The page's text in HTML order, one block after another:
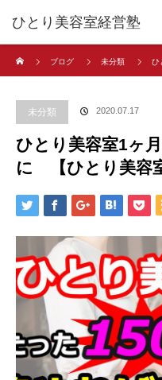
ひとり美容室経営塾
ブログ
未分類 ひ
未分類 2020.07.17
ひとり美容室1ヶ
に 【ひとり美容